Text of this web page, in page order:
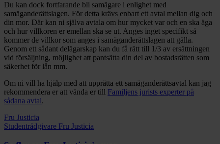
Du kan dock fortfarande bli samägare i enlighet med
samäganderättslagen. För detta krävs enbart ett avtal mellan dig och
din mor. Där kan ni själva avtala om hur mycket var och en ska äga
och hur villkoren er emellan ska se ut. Anges inget specifikt så
kommer de villkor som anges i samäganderättslagen att gälla.
Genom ett sådant delägarskap kan du få rätt till 1/3 av ersättningen
vid försäljning, möjlighet att pantsätta din del av bostadsrätten som
säkerhet för lån mm.
Om ni vill ha hjälp med att upprätta ett samäganderättsavtal kan jag
rekommendera er att vända er till Familjens jurists experter på
sådana avtal.
Fru Justicia
Studentrådgivare Fru Justicia